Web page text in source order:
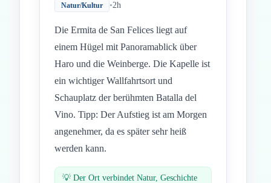
Natur/Kultur •2h
Die Ermita de San Felices liegt auf
einem Hügel mit Panoramablick über
Haro und die Weinberge. Die Kapelle ist
ein wichtiger Wallfahrtsort und
Schauplatz der berühmten Batalla del
Vino. Tipp: Der Aufstieg ist am Morgen
angenehmer, da es später sehr heiß
werden kann.
💡 Der Ort verbindet Natur, Geschichte